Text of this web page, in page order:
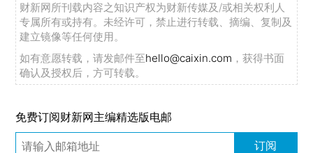
财新网所刊载内容之知识产权为财新传媒及/或相关权利人
专属所有或持有。未经许可，禁止进行转载、摘编、复制及
建立镜像等任何使用。
如有意愿转载，请发邮件至hello@caixin.com ，获得书面
确认及授权后，方可转载。
免费订阅财新网主编精选版电邮
订阅